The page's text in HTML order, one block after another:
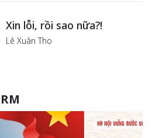
Xin lỗi, rồi sao nữa?!
Lê Xuân Thọ